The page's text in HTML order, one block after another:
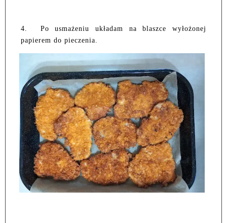
4.
Po usmażeniu układam na blaszce wyłożonej
papierem do pieczenia.